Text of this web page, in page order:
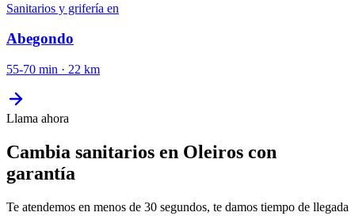
Sanitarios y grifería en
Abegondo
55-70 min · 22 km
Llama ahora
Cambia sanitarios en Oleiros con
garantía
Te atendemos en menos de 30 segundos, te damos tiempo de llegada